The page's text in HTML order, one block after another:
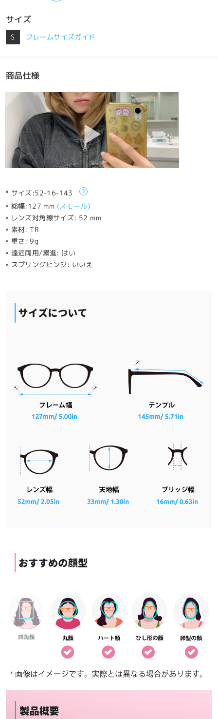
サイズ
S フレームサイズガイド
商品仕様
サイズ:52-16-143
総幅:127 mm (スモール)
レンズ対角線サイズ: 52 mm
素材:TR
重さ:9g
遠近両用/累進: はい
スプリングヒンジ: いいえ